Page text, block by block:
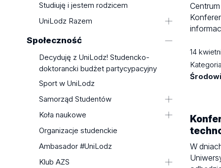
Studiuję i jestem rodzicem
UniLodz Razem
Wsparcie dla niebinarnych i
transpłciowych osób studiujących
oraz kształcących się w szkołach
doktorskich UŁ
UniLodz – strefa wolna od
radzić
Czym jest dyskryminacja i jak sobie
z nią radzić
Społeczność
Decyduję z UniLodz! Studencko-
doktorancki budżet partycypacyjny
Sport w UniLodz
Samorząd Studentów
Aktualności
Uchwały Samorządu
Koła naukowe
Wykaz kół naukowych
Koła naukowe -
Organizacje studenckie
Ambasador #UniLodz
Klub AZS
14
W